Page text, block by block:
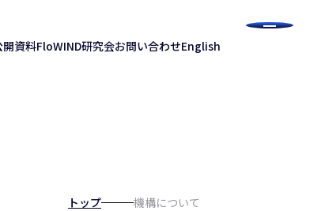
開資料FloWIND研究会お問い合わせEnglish
トップ 機構について